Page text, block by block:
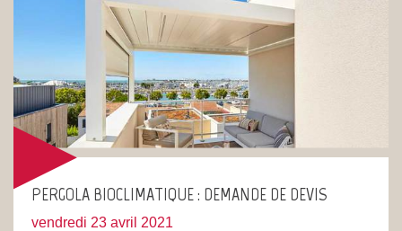
PERGOLA BIOCLIMATIQUE : DEMANDE DE DEVIS
vendredi 23 avril 2021